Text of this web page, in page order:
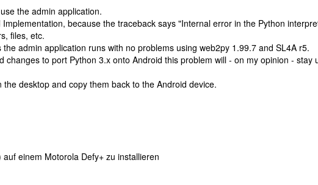
the admin application.
because the traceback says "Internal error in the Python
files, etc.
admin application runs with no problems using web2py 1.99.7 and SL4A r5.
to port Python 3.x onto Android this problem will - on my opinion - stay
desktop and copy them back to the Android device.
einem Motorola Defy+ zu installieren